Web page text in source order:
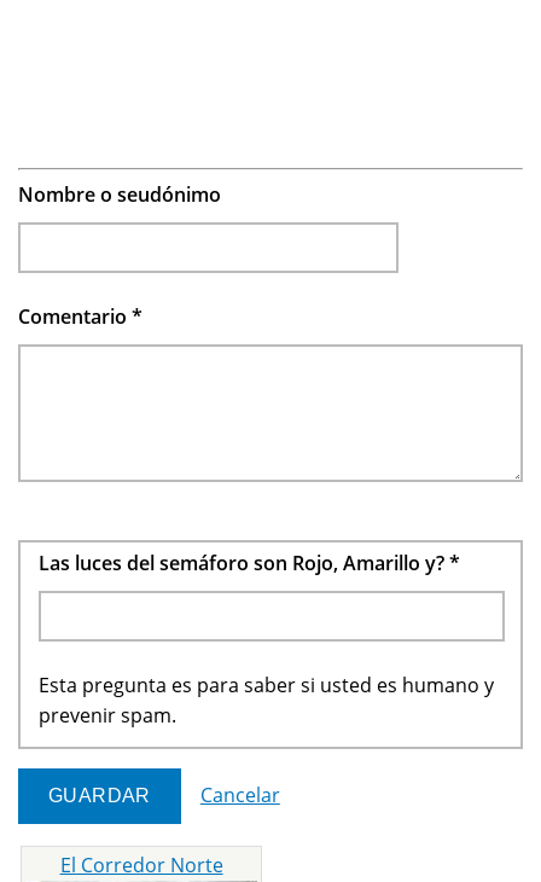
Nombre o seudónimo
Comentario *
Las luces del semáforo son Rojo, Amarillo y?*
Esta pregunta es para saber si usted es humano y
prevenir spam.
Cancelar
El Corredor Norte